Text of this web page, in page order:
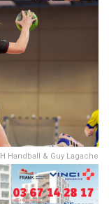
Handball & Guy Lagache